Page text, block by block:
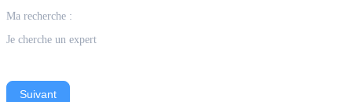
Ma recherche :
Je cherche un expert
Suivant